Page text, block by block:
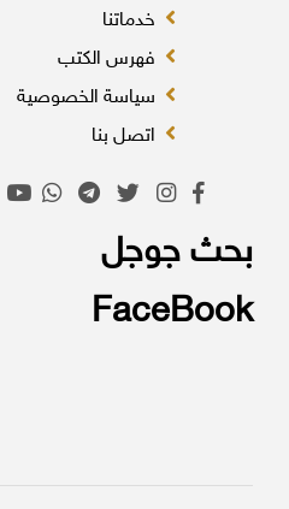
خدماتنا
فهرس الكتب
سياسة الخصوصية
اتصل بنا
بحث جوجل
FaceBook